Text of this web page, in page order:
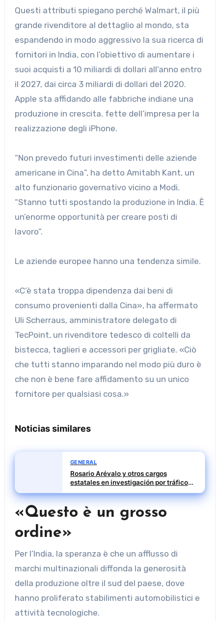
Questi attributi spiegano perché Walmart, il più
grande rivenditore al dettaglio al mondo, sta
espandendo in modo aggressivo la sua ricerca di
fornitori in India, con l’obiettivo di aumentare i
suoi acquisti a 10 miliardi di dollari all’anno entro
il 2027, dai circa 3 miliardi di dollari del 2020.
Apple sta affidando alle fabbriche indiane una
produzione in crescita. fette dell’impresa per la
realizzazione degli iPhone.
“Non prevedo futuri investimenti delle aziende
americane in Cina”, ha detto Amitabh Kant, un
alto funzionario governativo vicino a Modi.
“Stanno tutti spostando la produzione in India. È
un’enorme opportunità per creare posti di
lavoro”.
Le aziende europee hanno una tendenza simile.
«C’è stata troppa dipendenza dai beni di
consumo provenienti dalla Cina», ha affermato
Uli Scherraus, amministratore delegato di
TecPoint, un rivenditore tedesco di coltelli da
bistecca, taglieri e accessori per grigliate. «Ciò
che tutti stanno imparando nel modo più duro è
che non è bene fare affidamento su un unico
fornitore per qualsiasi cosa.»
Noticias similares
GENERAL
Rosario Arévalo y otros cargos
estatales en investigación por tráfico
de influencias
«Questo è un grosso
ordine»
Per l’India, la speranza è che un afflusso di
marchi multinazionali diffonda la generosità
della produzione oltre il sud del paese, dove
hanno proliferato stabilimenti automobilistici e
attività tecnologiche.